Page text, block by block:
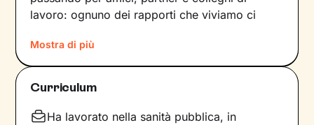
lavoro: ognuno dei rapporti che viviamo ci
dinamiche che abbiamo sperimentato fino a
quel momento. Anche le emozioni che
proviamo e i pensieri che concepiamo sono
cresciuti.
Mostra di più
Curriculum
Ha lavorato nella sanità pubblica, in